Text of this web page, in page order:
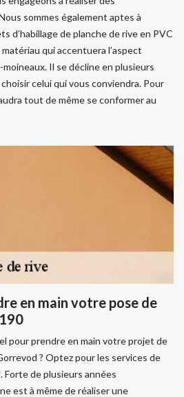
sommes également aptes à
d’habillage de planche de rive en PVC
qui accentuera l’aspect
Il se décline en plusieurs
celui qui vous conviendra. Pour
tout de même se conformer au
en main votre pose de
pour prendre en main votre projet de
? Optez pour les services de
Forte de plusieurs années
est à même de réaliser une